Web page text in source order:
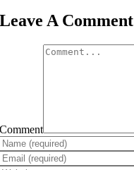
Leave A Comment
Comment